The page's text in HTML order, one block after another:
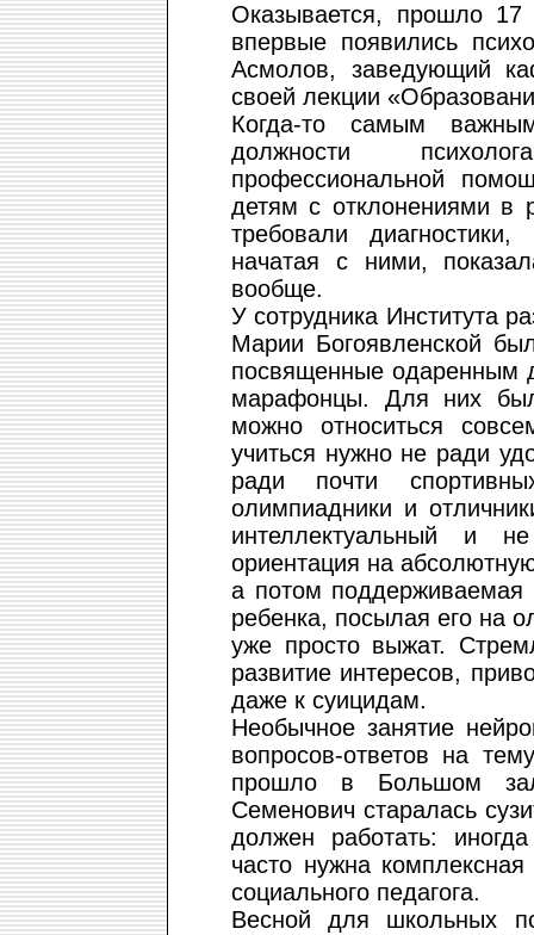
Оказывается, прошло
впервые появились
Асмолов, заведующий
своей лекции
Когда-то самым
должности
профессиональной
детям с отклонениями в
требовали
начатая с ними,
вообще.
У сотрудника Института
Марии Богоявленской
посвященные одаренным
марафонцы. Для них
можно относиться
учиться нужно не ради
ради почти
олимпиадники и
интеллектуальный и
ориентация на
а потом поддерживаемая
ребенка, посылая его на
уже просто выжат.
развитие интересов,
даже к суицидам.
Необычное занятие
вопросов-ответов на
прошло в Большом
Семенович старалась
должен работать:
часто нужна
социального педагога.
Весной для школьных